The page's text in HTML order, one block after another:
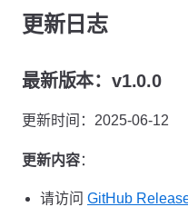
更新日志
最新版本：v1.0.0
更新时间：2025-06-12
更新内容：
请访问 GitHub